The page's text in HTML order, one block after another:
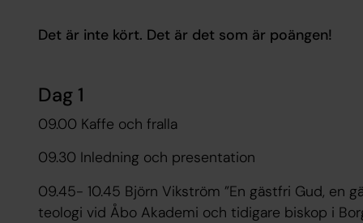
Det är inte kört. Det är det som är poängen!
Dag 1
09.00 Kaffe och fralla
09.30 Inledning och presentation
09.45- 10.45 Björn Vikström ”En gästfri Gud, en
teologi vid Åbo Akademi och tidigare biskop i